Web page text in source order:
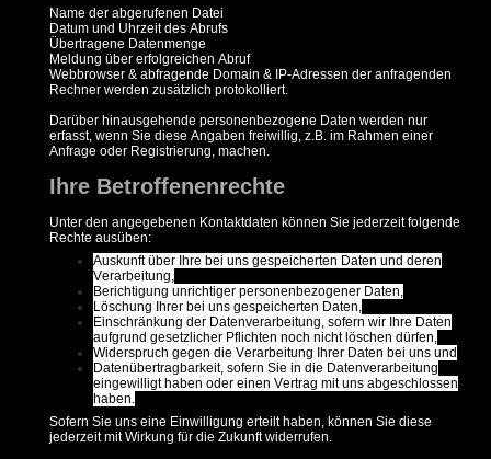
Name der abgerufenen Datei
Datum und Uhrzeit des Abrufs
Übertragene Datenmenge
Meldung über erfolgreichen Abruf
Webbrowser & abfragende Domain & IP-Adressen der anfragenden
Rechner werden zusätzlich protokolliert.
Darüber hinausgehende personenbezogene Daten werden nur
erfasst, wenn Sie diese Angaben freiwillig, z.B. im Rahmen einer
Anfrage oder Registrierung, machen.
Ihre Betroffenenrechte
Unter den angegebenen Kontaktdaten können Sie jederzeit folgende
Rechte ausüben:
Auskunft über Ihre bei uns gespeicherten Daten und deren
Verarbeitung,
Berichtigung unrichtiger personenbezogener Daten,
Löschung Ihrer bei uns gespeicherten Daten,
Einschränkung der Datenverarbeitung, sofern wir Ihre Daten
aufgrund gesetzlicher Pflichten noch nicht löschen dürfen,
Widerspruch gegen die Verarbeitung Ihrer Daten bei uns und
Datenübertragbarkeit, sofern Sie in die Datenverarbeitung
eingewilligt haben oder einen Vertrag mit uns abgeschlossen
haben.
Sofern Sie uns eine Einwilligung erteilt haben, können Sie diese
jederzeit mit Wirkung für die Zukunft widerrufen.